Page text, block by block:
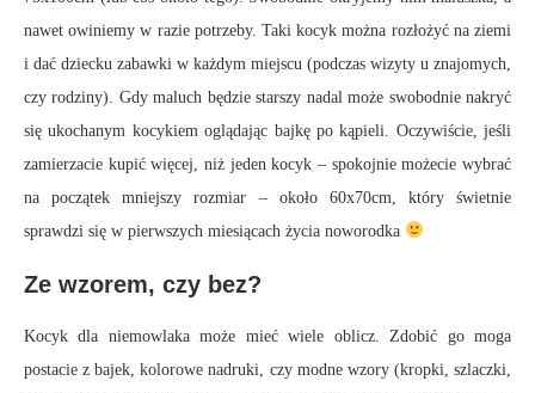
nawet owiniemy w razie potrzeby. Taki kocyk można rozłożyć na ziemi
i dać dziecku zabawki w każdym miejscu (podczas wizyty u znajomych,
czy rodziny). Gdy maluch będzie starszy nadal może swobodnie nakryć
się ukochanym kocykiem oglądając bajkę po kąpieli. Oczywiście, jeśli
zamierzacie kupić więcej, niż jeden kocyk – spokojnie możecie wybrać
na początek mniejszy rozmiar – około 60x70cm, który świetnie
sprawdzi się w pierwszych miesiącach życia noworodka
Ze wzorem, czy bez?
Kocyk dla niemowlaka może mieć wiele oblicz. Zdobić go moga
postacie z bajek, kolorowe nadruki, czy modne wzory (kropki, szlaczki,